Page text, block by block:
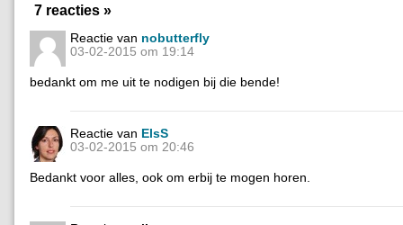
7 reacties »
Reactie van nobutterfly
03-02-2015 om 19:14
bedankt om me uit te nodigen bij die bende!
Reactie van ElsS
03-02-2015 om 20:46
Bedankt voor alles, ook om erbij te mogen horen.